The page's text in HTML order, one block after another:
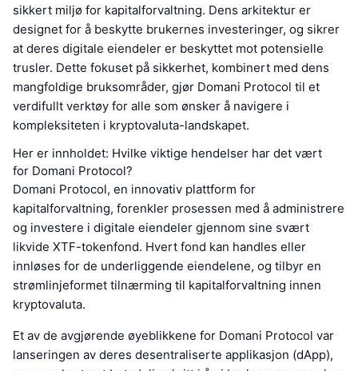
sikkert miljø for kapitalforvaltning. Dens arkitektur er
designet for å beskytte brukernes investeringer, og sikrer
at deres digitale eiendeler er beskyttet mot potensielle
trusler. Dette fokuset på sikkerhet, kombinert med dens
mangfoldige bruksområder, gjør Domani Protocol til et
verdifullt verktøy for alle som ønsker å navigere i
kompleksiteten i kryptovaluta-landskapet.
Her er innholdet: Hvilke viktige hendelser har det vært
for Domani Protocol?
Domani Protocol, en innovativ plattform for
kapitalforvaltning, forenkler prosessen med å administrere
og investere i digitale eiendeler gjennom sine svært
likvide XTF-tokenfond. Hvert fond kan handles eller
innløses for de underliggende eiendelene, og tilbyr en
strømlinjeformet tilnærming til kapitalforvaltning innen
kryptovaluta.
Et av de avgjørende øyeblikkene for Domani Protocol var
lanseringen av deres desentraliserte applikasjon (dApp),